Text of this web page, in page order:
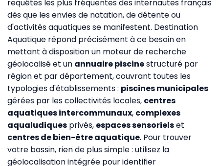
requêtes les plus fréquentes des internautes français
dès que les envies de natation, de détente ou
d'activités aquatiques se manifestent. Destination
Aquatique répond précisément à ce besoin en
mettant à disposition un moteur de recherche
géolocalisé et un annuaire piscinestructuré par
région et par département, couvrant toutes les
typologies d'établissements : piscines municipales
gérées par les collectivités locales, centres
aquatiques intercommunaux, complexes
aqualudiques privés, espaces sensorielset
centres de bien-être aquatique. Pour trouver
votre bassin, rien de plus simple : utilisez la
géolocalisation intégrée pour identifier